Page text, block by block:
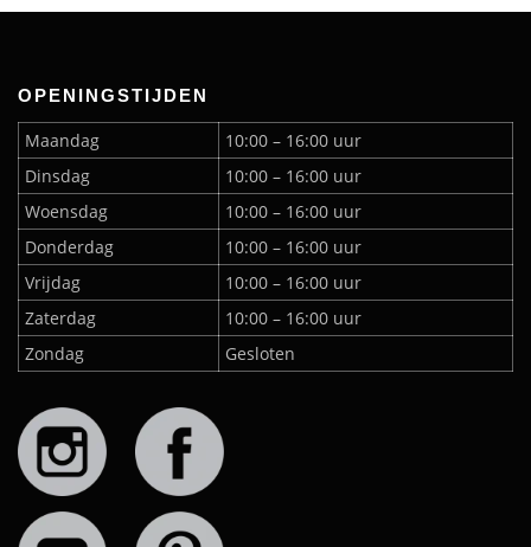
OPENINGSTIJDEN
Maandag
10:00 – 16:00 uur
Dinsdag
10:00 – 16:00 uur
Woensdag
10:00 – 16:00 uur
Donderdag
10:00 – 16:00 uur
Vrijdag
10:00 – 16:00 uur
Zaterdag
10:00 – 16:00 uur
Zondag
Gesloten